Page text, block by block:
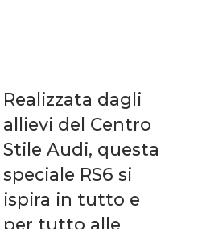
Realizzata dagli
allievi del Centro
Stile Audi, questa
speciale RS6 si
ispira in tutto e
per tutto alle